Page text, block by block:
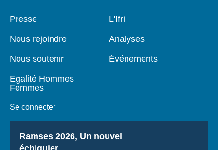
Pied
Presse
Nous rejoindre
Nous soutenir
Égalité Hommes
Femmes
Se connecter
Navigation
L'Ifri
Analyses
Événements
Titre
Ramses 2026, Un nouvel
échiquier